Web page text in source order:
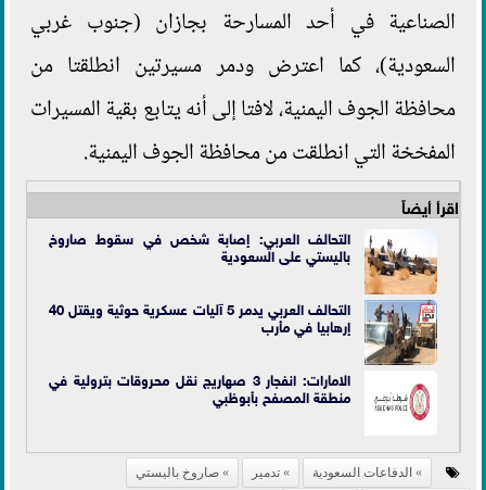
الصناعية في أحد المسارحة بجازان (جنوب غربي
السعودية)، كما اعترض ودمر مسيرتين انطلقتا من
محافظة الجوف اليمنية، لافتا إلى أنه يتابع بقية المسيرات
المفخخة التي انطلقت من محافظة الجوف اليمنية.
اقرأ أيضاً
التحالف العربي: إصابة شخص في سقوط صاروخ
باليستي على السعودية
التحالف العربي يدمر 5 آليات عسكرية حوثية ويقتل 40
إرهابيا في مأرب
الامارات: انفجار 3 صهاريج نقل محروقات بترولية في
منطقة المصفح بأبوظبي
الدفاعات السعودية تدمير
صاروخ باليستي